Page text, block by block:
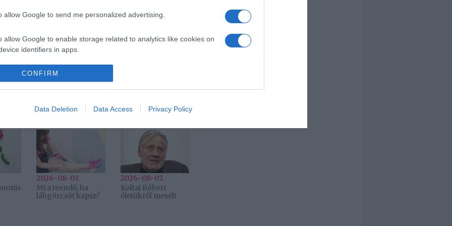
allow Google to send me personalized advertising.
allow Google to enable storage related to analytics like cookies on
identifiers in apps.
allow Google to enable storage related to functionality of the website
CONFIRM
Data Deletion Data Access Privacy Policy
,Hannaróza,együtt,Mikes Anna
2026-08-07.
Mi a teendő, ha
lábgörcsöt kapsz?
2026-08-07.
Koltai Róbert
életükről mesélt